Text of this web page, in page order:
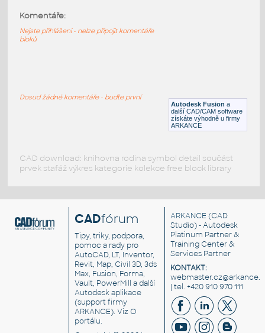
F3D Ocel
F3D Ocel Autodesk Fusion a
další CAD/CAM software
získáte výhodně u firmy
ARKANCE
Komentáře:
Nejste přihlášeni - nelze připojit komentáře
bloků
Dosud žádné komentáře - buďte první
CAD download: knihovna rodina symbol detail součást
prvek stafáž výkres kategorie kolekce free block library
CADfórum
Tipy, triky, podpora,
pomoc a rady pro
AutoCAD, LT, Inventor,
Revit, Map, Civil 3D, 3ds
Max, Fusion, Forma,
Vault, PowerMill a další
Autodesk aplikace
(support firmy
ARKANCE). VizO
portálu.
ARKANCE (CAD
Studio) - Autodesk
Platinum Partner &
Training Center &
Services Partner
KONTAKT:
| tel. +420 910 970 111